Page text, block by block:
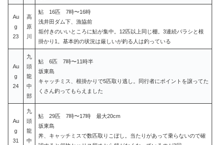
Au
g
23
高
原
川
鮎 16匹 7時〜16時
浅井田ダム下、漁協前
垢付きのいいところに鮎が集中。12匹以上同じ棚。3連続バラシと根
掛かり1。基本的の状況は厳しいが釣る人は釣っている
Au
g
24
九
頭
龍
中
部
鮎 6匹 7時〜11時半
坂東島
キャッチミス、根掛かりで5匹取り逃し。同行者にポイントを譲ってた
くさん釣ってもらえました
Au
g
31
九
頭
龍
中
鮎 29匹 7時〜17時 最大20cm
坂東島
丼、キャッチミスで数匹取りこぼし。当たりがあって乗らないので確